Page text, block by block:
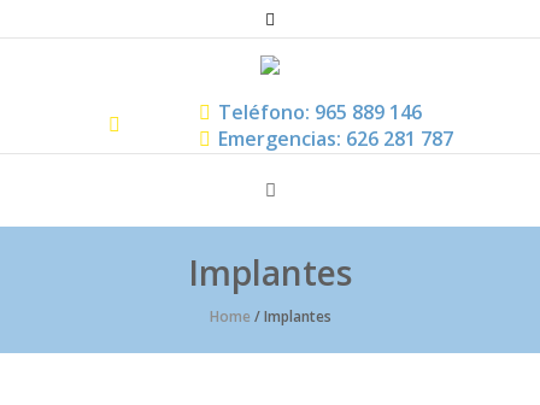
Teléfono: 965 889 146
Emergencias: 626 281 787
Implantes
Home /Implantes